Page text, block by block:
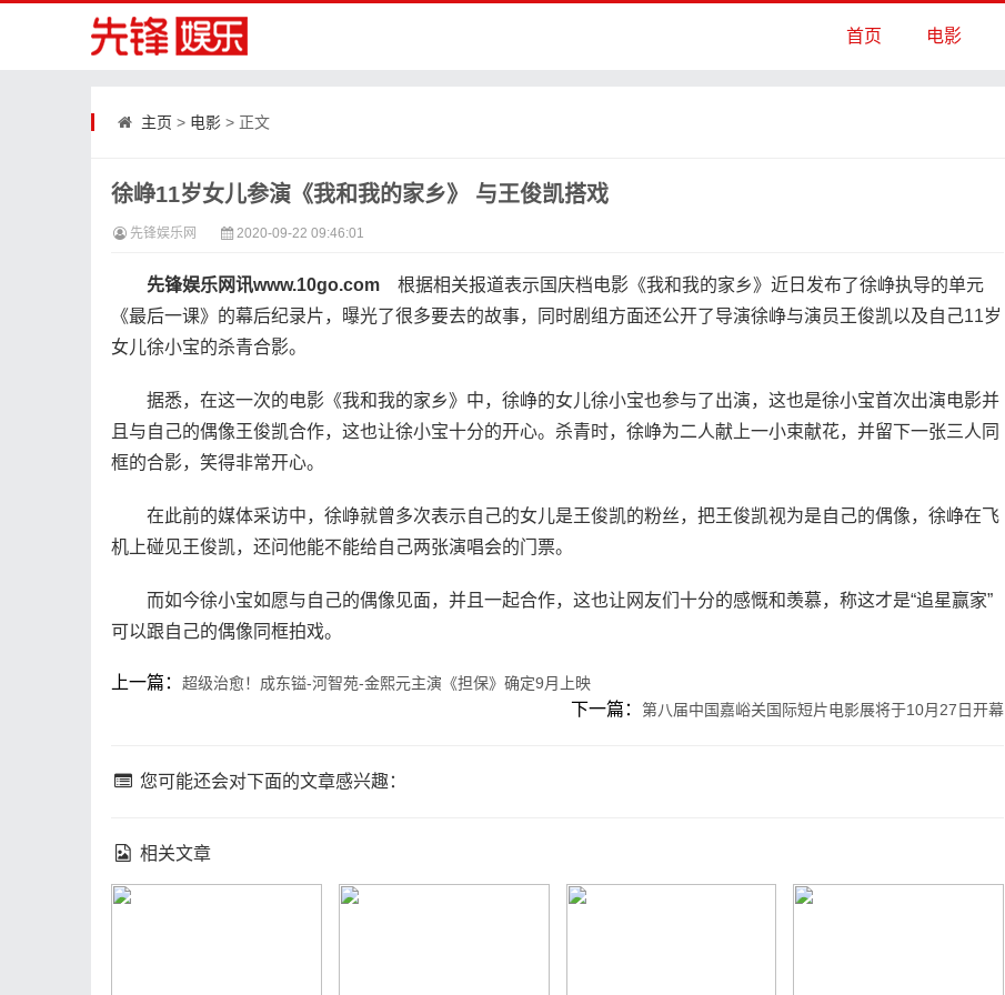
首页 电影
主页 > 电影> 正文
徐峥11岁女儿参演《我和我的家乡》 与王俊凯搭戏
先锋娱乐网 2020-09-22 09:46:01
先锋娱乐网讯www.10go.com 根据相关报道表示国庆档电影《我和我的家乡》近日发布了徐峥执导的单元
《最后一课》的幕后纪录片，曝光了很多要去的故事，同时剧组方面还公开了导演徐峥与演员王俊凯以及自己11岁
女儿徐小宝的杀青合影。
据悉，在这一次的电影《我和我的家乡》中，徐峥的女儿徐小宝也参与了出演，这也是徐小宝首次出演电影并
且与自己的偶像王俊凯合作，这也让徐小宝十分的开心。杀青时，徐峥为二人献上一小束献花，并留下一张三人同
框的合影，笑得非常开心。
在此前的媒体采访中，徐峥就曾多次表示自己的女儿是王俊凯的粉丝，把王俊凯视为是自己的偶像，徐峥在飞
机上碰见王俊凯，还问他能不能给自己两张演唱会的门票。
而如今徐小宝如愿与自己的偶像见面，并且一起合作，这也让网友们十分的感慨和羡慕，称这才是“追星赢家”
可以跟自己的偶像同框拍戏。
上一篇： 超级治愈！成东镒-河智苑-金熙元主演《担保》确定9月上映
下一篇： 第八届中国嘉峪关国际短片电影展将于10月27日开幕
您可能还会对下面的文章感兴趣：
相关文章